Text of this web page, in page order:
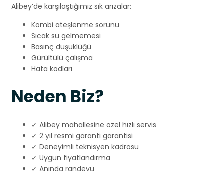
Alibey’de karşılaştığımız sık arızalar:
Kombi ateşlenme sorunu
Sıcak su gelmemesi
Basınç düşüklüğü
Gürültülü çalışma
Hata kodları
Neden Biz?
✓ Alibey mahallesine özel hızlı servis
✓ 2 yıl resmi garanti garantisi
✓ Deneyimli teknisyen kadrosu
✓ Uygun fiyatlandırma
✓ Anında randevu